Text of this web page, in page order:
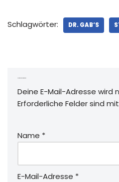
Schlagwörter: DR. GAB‘S
Deine E-Mail-Adresse
Erforderliche Felder sind mit
Name *
E-Mail-Adresse *